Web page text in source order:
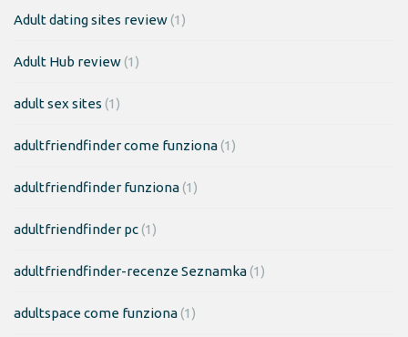
Adult dating sites review(1)
Adult Hub review(1)
adult sex sites (1)
adultfriendfinder come funziona(1)
adultfriendfinder funziona(1)
adultfriendfinder pc(1)
adultfriendfinder-recenze Seznamka(1)
adultspace come funziona(1)